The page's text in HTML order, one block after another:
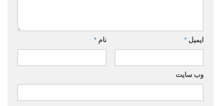
نام * ایمیل *
وب‌ سایت